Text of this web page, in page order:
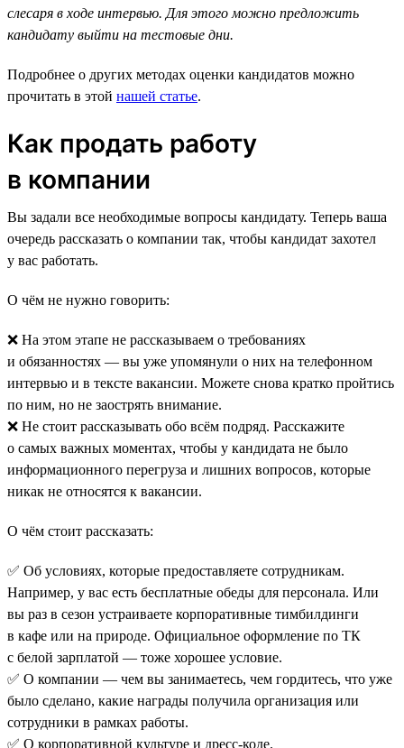
слесаря в ходе интервью. Для этого можно предложить
кандидату выйти на тестовые дни.
Подробнее о других методах оценки кандидатов можно
прочитать в этой нашей статье.
Как продать работу
в компании
Вы задали все необходимые вопросы кандидату. Теперь ваша
очередь рассказать о компании так, чтобы кандидат захотел
у вас работать.
О чём не нужно говорить:
❌ На этом этапе не рассказываем о требованиях
и обязанностях — вы уже упомянули о них на телефонном
интервью и в тексте вакансии. Можете снова кратко пройтись
по ним, но не заострять внимание.
❌ Не стоит рассказывать обо всём подряд. Расскажите
о самых важных моментах, чтобы у кандидата не было
информационного перегруза и лишних вопросов, которые
никак не относятся к вакансии.
О чём стоит рассказать:
✅ Об условиях, которые предоставляете сотрудникам.
Например, у вас есть бесплатные обеды для персонала. Или
вы раз в сезон устраиваете корпоративные тимбилдинги
в кафе или на природе. Официальное оформление по ТК
с белой зарплатой — тоже хорошее условие.
✅ О компании — чем вы занимаетесь, чем гордитесь, что уже
было сделано, какие награды получила организация или
сотрудники в рамках работы.
✅ О корпоративной культуре и дресс-коде.